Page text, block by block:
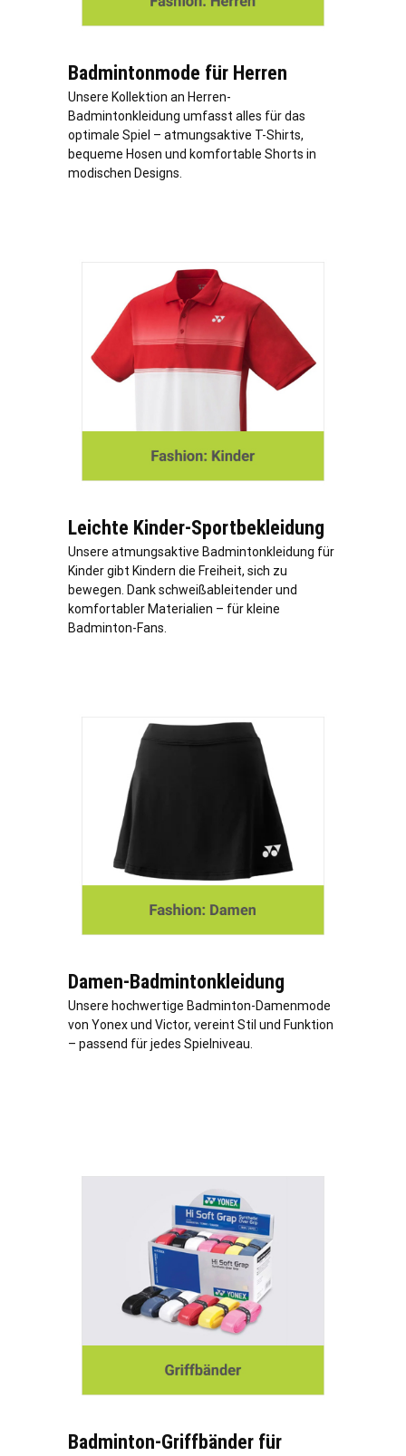
Badmintonmode für Herren
Unsere Kollektion an Herren-
Badmintonkleidung umfasst alles für das
optimale Spiel – atmungsaktive T-Shirts,
bequeme Hosen und komfortable Shorts in
modischen Designs.
Leichte Kinder-Sportbekleidung
Unsere atmungsaktive Badmintonkleidung für
Kinder gibt Kindern die Freiheit, sich zu
bewegen. Dank schweißableitender und
komfortabler Materialien – für kleine
Badminton-Fans.
Damen-Badmintonkleidung
Unsere hochwertige Badminton-Damenmode
von Yonex und Victor, vereint Stil und Funktion
– passend für jedes Spielniveau.
Badminton-Griffbänder für